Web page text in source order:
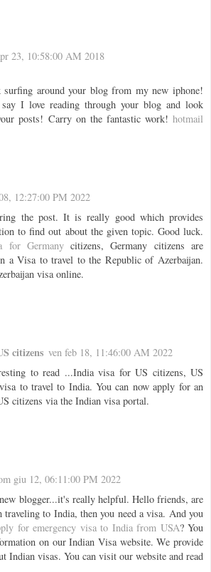
23, 10:58:00 AM 2018
around your blog from my new iphone!
I love reading through your blog and look
posts! Carry on the fantastic work! hotmail
12:27:00 PM 2022
the post. It is really good which provides
to find out about the given topic. Good luck.
for Germanycitizens, Germany citizens are
a Visa to travel to the Republic of Azerbaijan.
visa online.
citizens ven feb 18, 11:46:00 AM 2022
to read ...India visa for US citizens, US
to travel to India. You can now apply for an
citizens via the Indian visa portal.
giu 12, 06:11:00 PM 2022
blogger...it's really helpful. Hello friends, are
traveling to India, then you need a visa. And you
for emergency visa to India from USA? You
on our Indian Visa website. We provide
Indian visas. You can visit our website and read